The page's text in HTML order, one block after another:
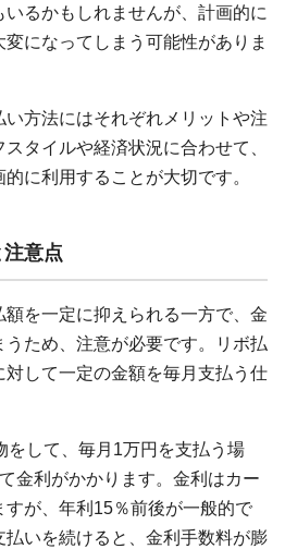
るかもしれませんが、計画的に
になってしまう可能性がありま
方法にはそれぞれメリットや注
タイルや経済状況に合わせて、
に利用することが大切です。
意点
額を一定に抑えられる一方で、金
ため、注意が必要です。リボ払
して一定の金額を毎月支払う仕
をして、毎月1万円を支払う場
金利がかかります。金利はカー
すが、年利15％前後が一般的で
いを続けると、金利手数料が膨